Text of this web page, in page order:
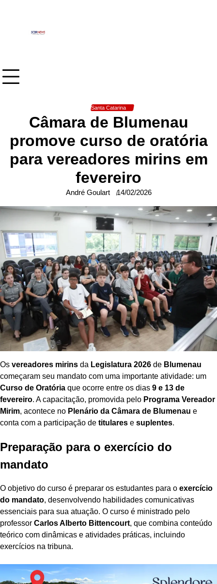
Santa Catarina
Câmara de Blumenau
promove curso de oratória
para vereadores mirins em
fevereiro
André Goulart 14/02/2026
Os vereadores mirins da Legislatura 2026 de Blumenau
começaram seu mandato com uma importante atividade: um
Curso de Oratória que ocorre entre os dias 9 e 13 de
fevereiro. A capacitação, promovida pelo Programa Vereador
Mirim, acontece no Plenário da Câmara de Blumenau e
conta com a participação de titulares e suplentes.
Preparação para o exercício do
mandato
O objetivo do curso é preparar os estudantes para o exercício
do mandato, desenvolvendo habilidades comunicativas
essenciais para sua atuação. O curso é ministrado pelo
professor Carlos Alberto Bittencourt, que combina conteúdo
teórico com dinâmicas e atividades práticas, incluindo
exercícios na tribuna.